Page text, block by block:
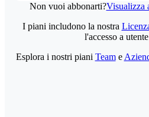
Non vuoi abbonarti?Visualizza
I piani includono la nostra
l'accesso a
Esplora i nostri piani Teame